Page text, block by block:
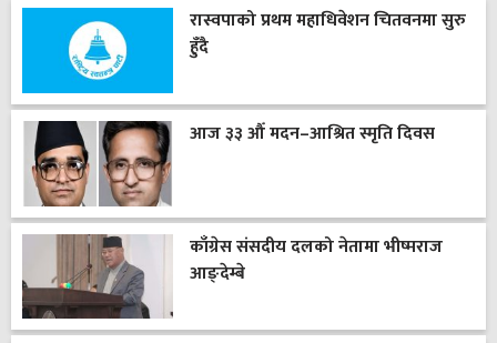
रास्वपाको प्रथम महाधिवेशन चितवनमा सुरु
हुँदै
आज ३३ औँ मदन–आश्रित स्मृति दिवस
काँग्रेस संसदीय दलको नेतामा भीष्मराज
आङ्देम्बे